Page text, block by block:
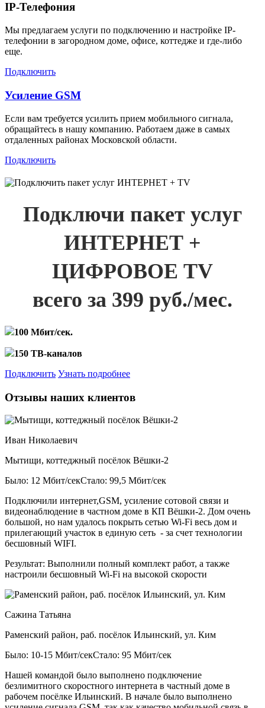
IP-Телефония
Мы предлагаем услуги по подключению и настройке IP-
телефонии в загородном доме, офисе, коттедже и где-либо
еще.
Подключить
Усиление GSM
Если вам требуется усилить прием мобильного сигнала,
обращайтесь в нашу компанию. Работаем даже в самых
отдаленных районах Московской области.
Подключить
Подключи пакет услуг
ИНТЕРНЕТ +
ЦИФРОВОЕ TV
всего за 399 руб./мес.
100 Мбит/сек.
150 ТВ-каналов
Подключить Узнать подробнее
Отзывы наших клиентов
Иван Николаевич
Мытищи, коттеджный посёлок Вёшки-2
Было: 12 Мбит/секСтало: 99,5 Мбит/сек
Подключили интернет,GSM, усиление сотовой связи и
видеонаблюдение в частном доме в КП Вёшки-2. Дом очень
большой, но нам удалось покрыть сетью Wi-Fi весь дом и
прилегающий участок в единую сеть - за счет технологии
бесшовный WIFI.
Результат: Выполнили полный комплект работ, а также
настроили бесшовный Wi-Fi на высокой скорости
Сажина Татьяна
Раменский район, раб. посёлок Ильинский, ул. Ким
Было: 10-15 Мбит/секСтало: 95 Мбит/сек
Нашей командой было выполнено подключение
безлимитного скоростного интернета в частный доме в
рабочем посёлке Ильинский. В начале было выполнено